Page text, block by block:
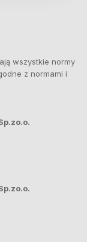
wszystkie normy
z normami i